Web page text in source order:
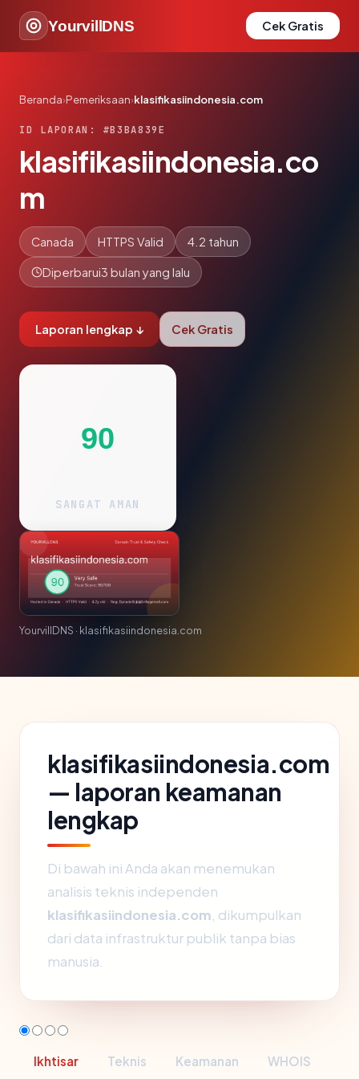
YourvillDNS Cek Gratis
Beranda›Pemeriksaan›klasifikasiindonesia.com
ID LAPORAN: #B3BA839E
klasifikasiindonesia.co
m
Canada HTTPS Valid 4.2 tahun
Diperbarui3 bulan yang lalu
Laporan lengkap ↓ Cek Gratis
90
SANGAT AMAN
YourvillDNS · klasifikasiindonesia.com
klasifikasiindonesia.com
— laporan keamanan
lengkap
Di bawah ini Anda akan menemukan
analisis teknis independen
klasifikasiindonesia.com , dikumpulkan
dari data infrastruktur publik tanpa bias
manusia.
Ikhtisar Teknis Keamanan WHOIS